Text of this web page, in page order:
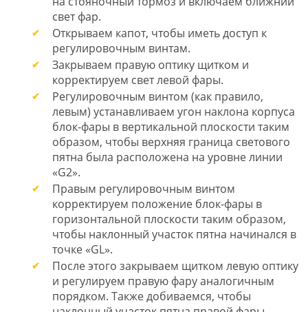
свет фар.
Открываем капот, чтобы иметь доступ к
регулировочным винтам.
Закрываем правую оптику щитком и
корректируем свет левой фары.
Регулировочным винтом (как правило,
левым) устанавливаем угон наклона корпуса
блок-фары в вертикальной плоскости таким
образом, чтобы верхняя граница светового
пятна была расположена на уровне линии
«G2».
Правым регулировочным винтом
корректируем положение блок-фары в
горизонтальной плоскости таким образом,
чтобы наклонный участок пятна начинался в
точке «GL».
После этого закрываем щитком левую оптику
и регулируем правую фару аналогичным
порядком. Также добиваемся, чтобы